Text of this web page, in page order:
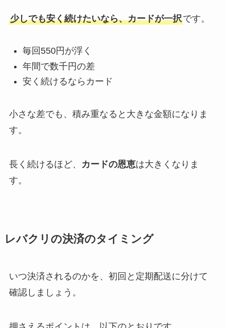
少しでも安く続けたいなら、カードが一択です。
毎回550円が浮く
年間で数千円の差
安く続けるならカード
小さな差でも、積み重なると大きな金額になりま
す。
長く続けるほど、 カードの恩恵は大きくなりま
す。
レバクリの決済のタイミング
いつ決済されるのかを、初回と定期配送に分けて
確認しましょう。